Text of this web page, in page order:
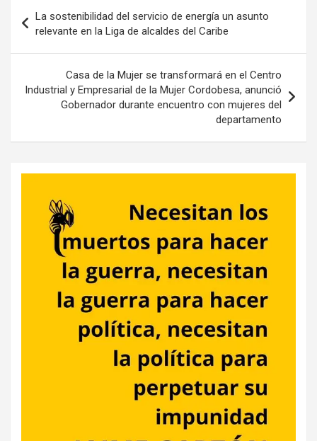
de
entradas
La sostenibilidad del servicio de energía un asunto
relevante en la Liga de alcaldes del Caribe
Casa de la Mujer se transformará en el Centro
Industrial y Empresarial de la Mujer Cordobesa, anunció
Gobernador durante encuentro con mujeres del
departamento